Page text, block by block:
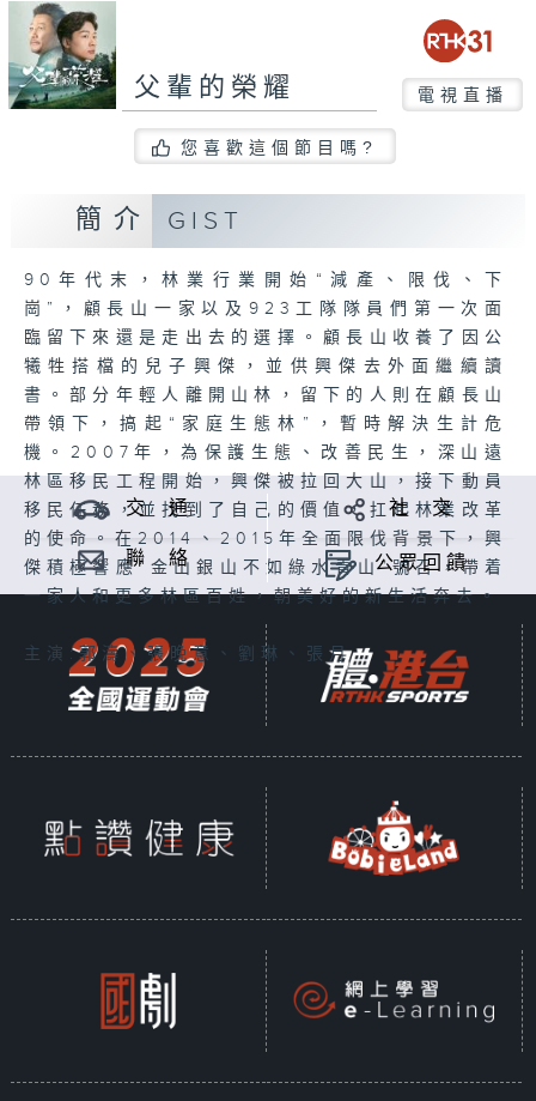
父輩的榮耀 電視直播
您喜歡這個節目嗎?
簡介 GIST
90年代末，林業行業開始“減產、限伐、下
崗”，顧長山一家以及923工隊隊員們第一次面
臨留下來還是走出去的選擇。顧長山收養了因公
犧牲搭檔的兒子興傑，並供興傑去外面繼續讀
書。部分年輕人離開山林，留下的人則在顧長山
帶領下，搞起“家庭生態林”，暫時解決生計危
機。2007年，為保護生態、改善民生，深山遠
林區移民工程開始，興傑被拉回大山，接下動員
移民任務，並找到了自己的價值，扛起林業改革
的使命。在2014、2015年全面限伐背景下，興
傑積極響應“金山銀山不如綠水青山”號召，帶着
一家人和更多林區百姓，朝美好的新生活奔去。
主演:郭濤、張晚意、劉琳、張月
交 通 社 交
聯 絡 公眾回饋